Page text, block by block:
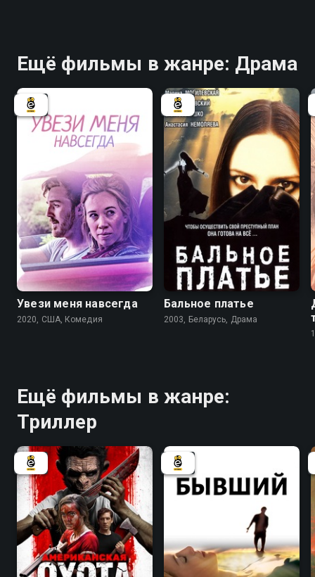
Ещё фильмы в жанре: Драма
Увези меня навсегда
2020, США, Комедия
6.7
Бальное платье
2003, Беларусь, Драма
Ещё фильмы в жанре:
Триллер